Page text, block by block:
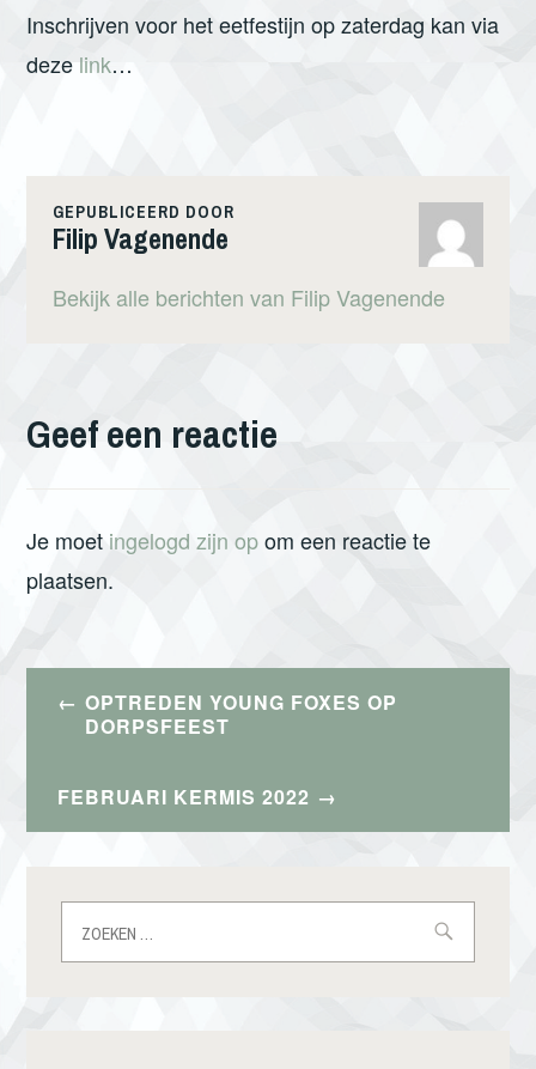
Inschrijven voor het eetfestijn op zaterdag kan via
deze link…
GEPUBLICEERD DOOR
Filip Vagenende
Bekijk alle berichten van Filip Vagenende
Geef een reactie
Je moet ingelogd zijn opom een reactie te
plaatsen.
Bericht
navigatie
OPTREDEN YOUNG FOXES OP
DORPSFEEST
FEBRUARI KERMIS 2022
naar: